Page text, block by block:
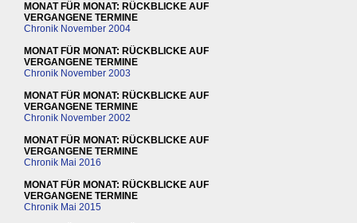
MONAT FÜR MONAT: RÜCKBLICKE AUF
VERGANGENE TERMINE
Chronik November 2004
MONAT FÜR MONAT: RÜCKBLICKE AUF
VERGANGENE TERMINE
Chronik November 2003
MONAT FÜR MONAT: RÜCKBLICKE AUF
VERGANGENE TERMINE
Chronik November 2002
MONAT FÜR MONAT: RÜCKBLICKE AUF
VERGANGENE TERMINE
Chronik Mai 2016
MONAT FÜR MONAT: RÜCKBLICKE AUF
VERGANGENE TERMINE
Chronik Mai 2015